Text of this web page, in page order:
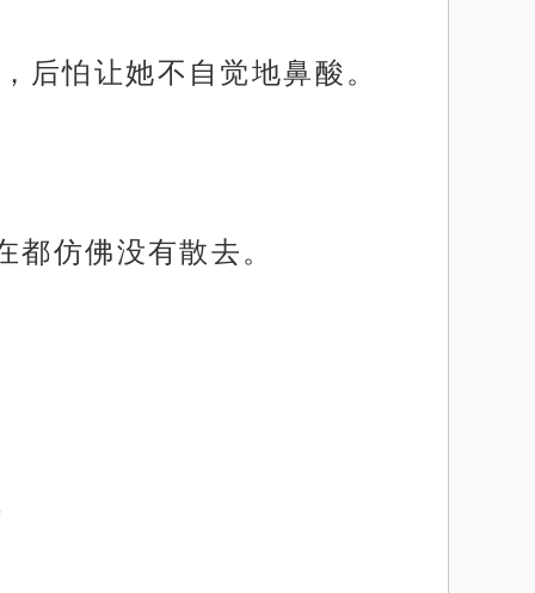
后怕让她不自觉地鼻酸。
仿佛没有散去。